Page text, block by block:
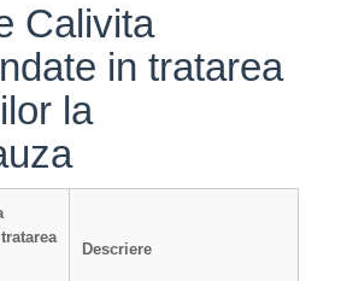
Calivita
in tratarea
la
Descriere